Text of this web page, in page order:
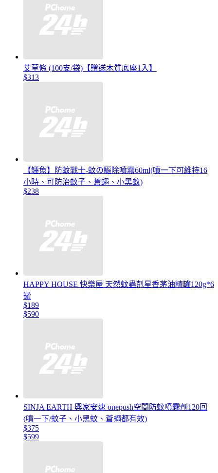
艾草條 (100支/袋)【贈送木質底座1入】
$313
【鱷魚】防蚊戰士-蚊の驅除噴霧60ml(噴一下可維持16
小時、可防治蚊子、蒼蠅、小黑蚊)
$238
HAPPY HOUSE 快樂屋 天然蚊蟲剋星香茅油精罐120g*6
罐
$189
$590
SINJA EARTH 興家安速 onepush空間防蚊噴霧劑120回
(噴一下/蚊子、小黑蚊、蒼蠅都有效)
$375
$599